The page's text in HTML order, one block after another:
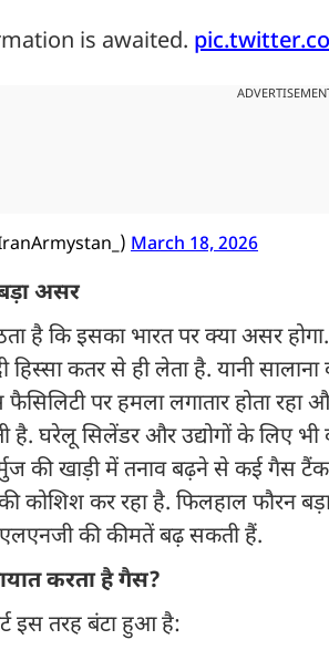
is awaited.
March 18, 2026
असर
है कि इसका भारत पर क्या असर
कतर से ही लेता है. यानी
पर हमला लगातार होता रहा
है. घरेलू सिलेंडर और उद्योगों के लिए भी
की खाड़ी में तनाव बढ़ने से कई गैस
कोशिश कर रहा है. फिलहाल फौरन
की कीमतें बढ़ सकती हैं.
करता है गैस?
इस तरह बंटा हुआ है: